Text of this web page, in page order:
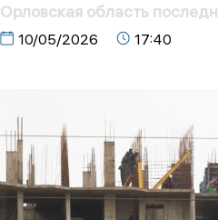
Орловская область
10/05/2026 17:40